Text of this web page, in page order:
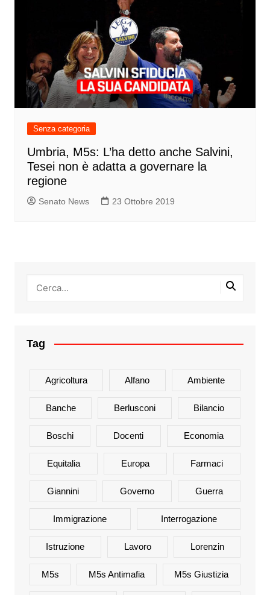
Senza categoria
Umbria, M5s: L’ha detto anche Salvini,
Tesei non è adatta a governare la
regione
Senato News 23 Ottobre 2019
Tag
Agricoltura Alfano Ambiente
Banche Berlusconi Bilancio
Boschi Docenti Economia
Equitalia Europa Farmaci
Giannini Governo Guerra
Immigrazione Interrogazione
Istruzione Lavoro Lorenzin
M5s M5s Antimafia M5s Giustizia